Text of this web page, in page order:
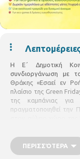
Η Ε΄ Δημοτική
συνδιοργάνωση με
Θράκης «Εσαεί εν
πλαίσιο της Green
της καμπάνιας
πραγματοποιηθεί την
Παρουσίαση και
τα αδέσποτα ζώα.
ΠΕΡΙΣΣΌΤΕΡΑ